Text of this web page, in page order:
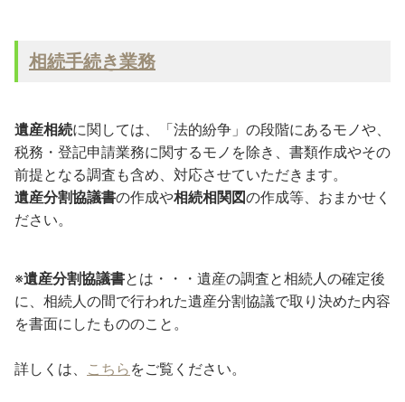
相続手続き業務
遺産相続に関しては、「法的紛争」の段階にあるモノや、
税務・登記申請業務に関するモノを除き、書類作成やその
前提となる調査も含め、対応させていただきます。
遺産分割協議書の作成や相続相関図の作成等、おまかせく
ださい。
※遺産分割協議書とは・・・遺産の調査と相続人の確定後
に、相続人の間で行われた遺産分割協議で取り決めた内容
を書面にしたもののこと。
詳しくは、 こちら をご覧ください。